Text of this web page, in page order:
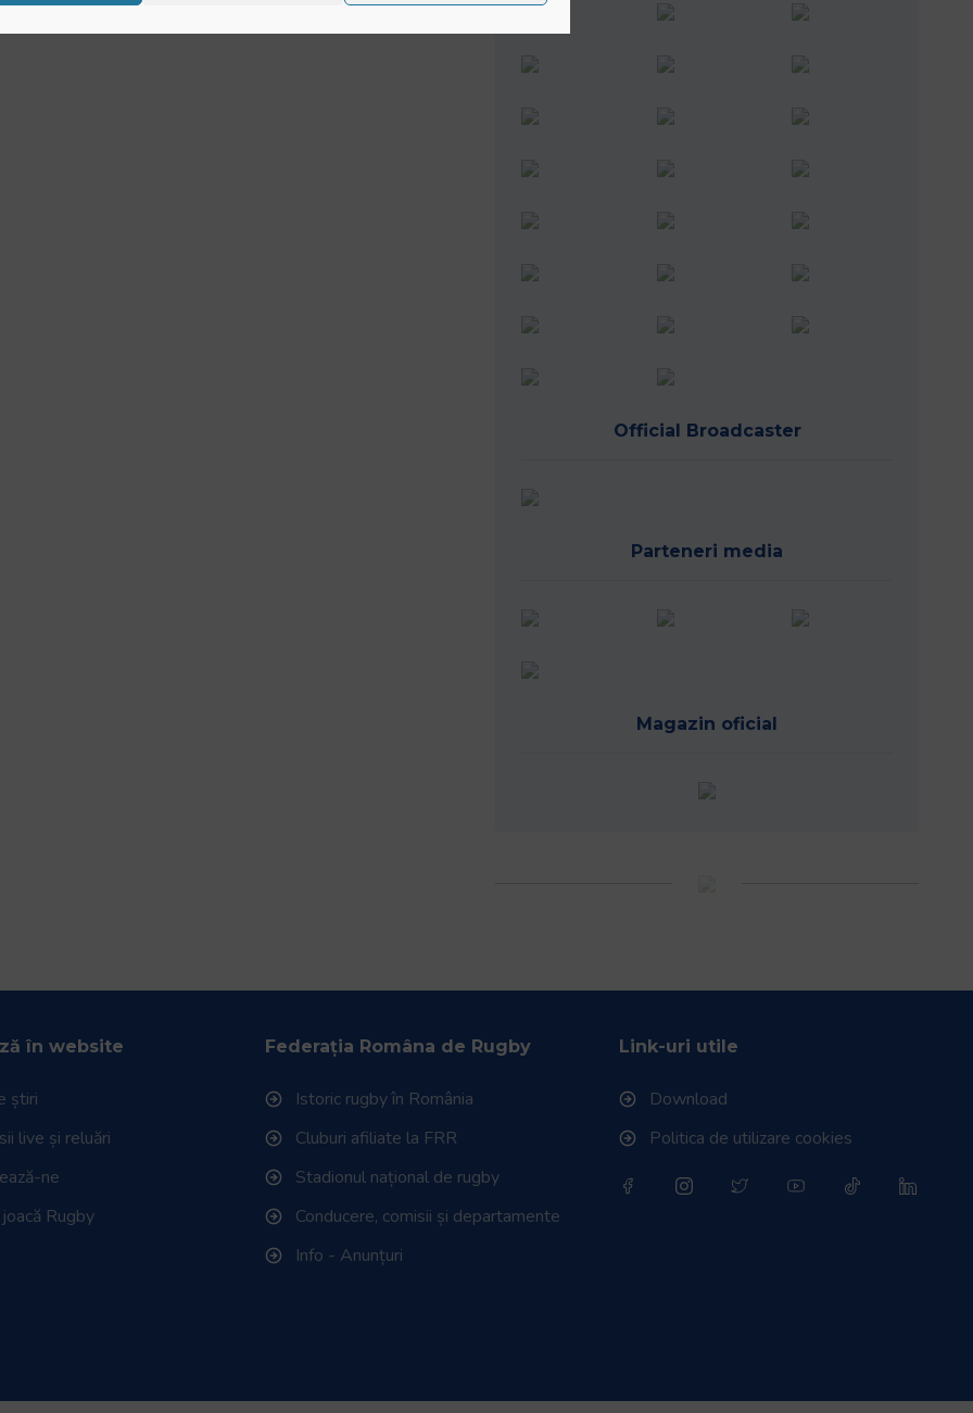
Official Broadcaster
Parteneri media
Magazin oficial
în website
știri
live și reluări
ne
Rugby
Federația Româna de Rugby
Istoric rugby în România
Cluburi afiliate la FRR
Stadionul național de rugby
Conducere, comisii și departamente
Info - Anunțuri
Link-uri utile
Download
Politica de utilizare cookies